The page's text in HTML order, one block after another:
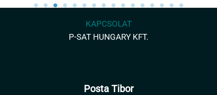
KAPCSOLAT
P-SAT HUNGARY KFT.
Posta Tibor